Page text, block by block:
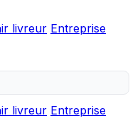
livreur Entreprise
livreur Entreprise